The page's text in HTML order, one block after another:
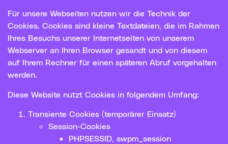
Für unsere Webseiten nutzen wir die Technik der
Cookies. Cookies sind kleine Textdateien, die im Rahmen
Ihres Besuchs unserer Internetseiten von unserem
Webserver an Ihren Browser gesandt und von diesem
auf Ihrem Rechner für einen späteren Abruf vorgehalten
werden.
Diese Website nutzt Cookies in folgendem Umfang:
Transiente Cookies (temporärer Einsatz)
Session-Cookies
PHPSESSID, swpm_session